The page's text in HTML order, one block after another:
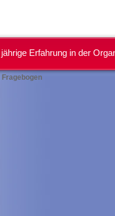
Erfahrung in der
Fragebogen